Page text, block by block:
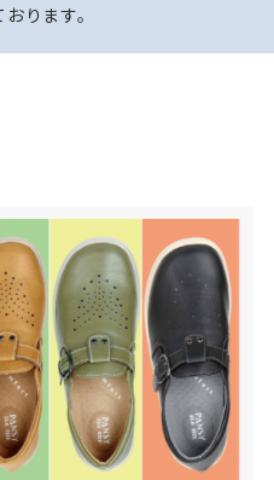
ります。